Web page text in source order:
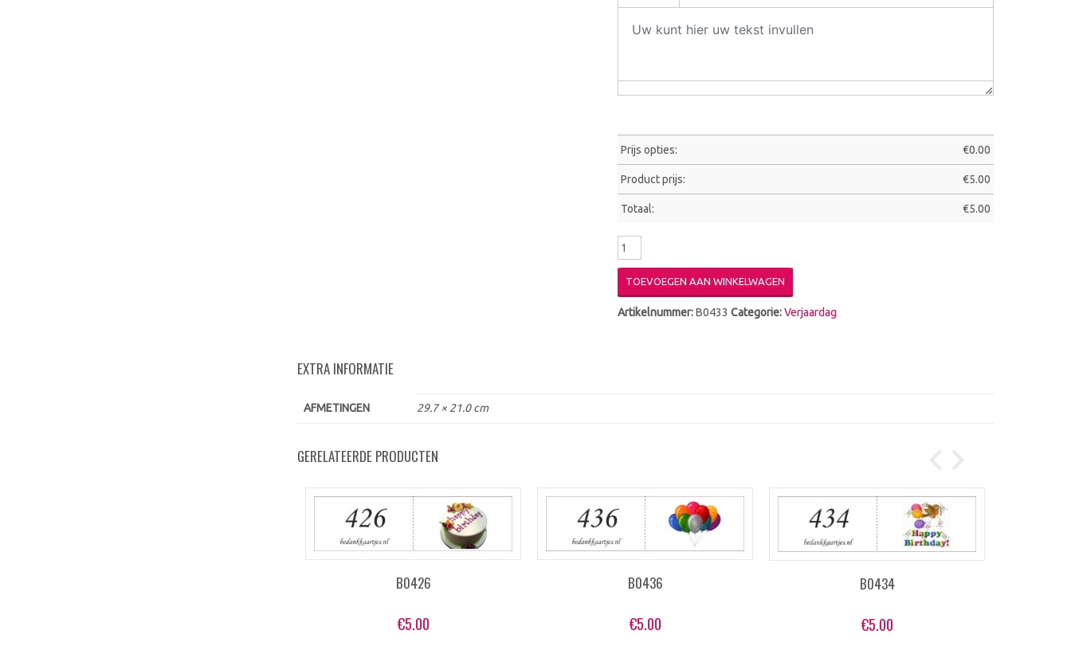
Prijs opties: €0.00
Product prijs: €5.00
Totaal: €5.00
TOEVOEGEN AAN WINKELWAGEN
Artikelnummer:B0433 Categorie:Verjaardag
EXTRA INFORMATIE
AFMETINGEN 29.7 × 21.0 cm
GERELATEERDE PRODUCTEN
B0426
€5.00
B0436
€5.00
B0434
€5.00